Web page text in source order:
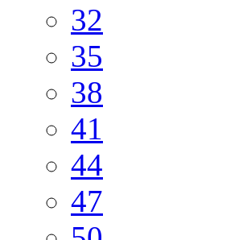
32
35
38
41
44
47